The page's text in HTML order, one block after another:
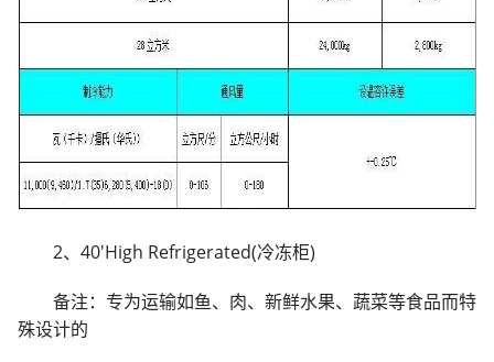
2、40'High Refrigerated(冷冻柜)
备注：专为运输如鱼、肉、新鲜水果、蔬菜等食品而特
殊设计的